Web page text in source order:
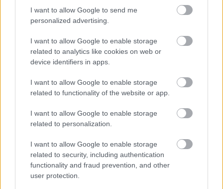
I want to allow Google to send me
personalized advertising.
I want to allow Google to enable storage
related to analytics like cookies on web or
device identifiers in apps.
I want to allow Google to enable storage
related to functionality of the website or app.
I want to allow Google to enable storage
related to personalization.
I want to allow Google to enable storage
related to security, including authentication
functionality and fraud prevention, and other
user protection.
αναβάθμιση - Γιατί ακυρώθηκε ο πρώτος
διαγωνισμός
Τζέφρι Μονκαντά: Ποιος είναι ο «εγκέφαλος» που
εμπιστεύτηκε ο Βαγγέλης Μαρινάκης
Μάριους Κράιγκερ Λιντ: Ο ποδοσφαιριστής που
παίζει στο Conference χωρίς δεξί χέρι (vid)!